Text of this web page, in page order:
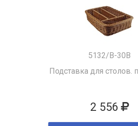
5132/B-30B
Подставка для столов.
2 556